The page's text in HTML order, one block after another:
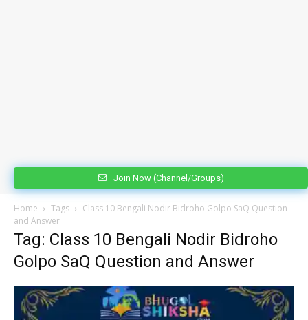
Join Now (Channel/Groups)
Home Tags
Class 10 Bengali Nodir Bidroho Golpo SaQ Question
and Answer
Tag: Class 10 Bengali Nodir Bidroho
Golpo SaQ Question and Answer